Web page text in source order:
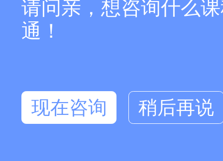
请问亲，想咨询什么
通！
现在咨询
稍后再说